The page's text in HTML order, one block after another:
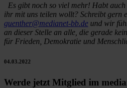
Es gibt noch so viel mehr! Habt
ihr mit uns teilen wollt? Schreibt gern
guenther@medianet-bb.de und wir
an dieser Stelle an alle, die gerade
für Frieden, Demokratie und
04.03.2022
Werde jetzt Mitglied im